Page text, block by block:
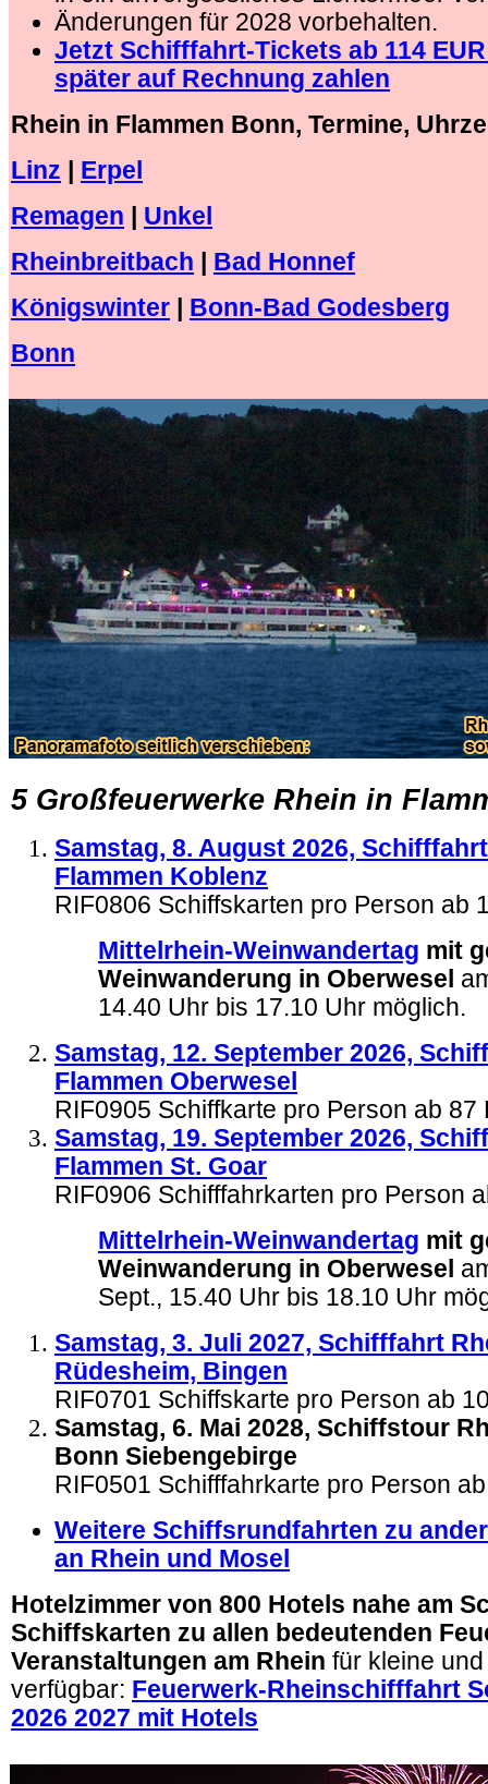
Änderungen für 2028 vorbehalten.
Jetzt Schifffahrt-Tickets ab 114
später auf Rechnung zahlen
Rhein in Flammen Bonn, Termine,
Linz
Erpel
Remagen
Unkel
Rheinbreitbach
Bad Honnef
Königswinter
Bonn-Bad Godesberg
Bonn
5 Großfeuerwerke Rhein in
Samstag, 8. August 2026,
Flammen Koblenz
RIF0806 Schiffskarten pro Person ab
Mittelrhein-Weinwandertag mit
Weinwanderung in Oberwesel
14.40 Uhr bis 17.10 Uhr möglich.
Samstag, 12. September 2026,
Flammen Oberwesel
RIF0905 Schiffkarte pro Person ab 87
Samstag, 19. September 2026,
Flammen St. Goar
RIF0906 Schifffahrkarten pro Person
Mittelrhein-Weinwandertag mit
Weinwanderung in Oberwesel
Sept., 15.40 Uhr bis 18.10 Uhr
Samstag, 3. Juli 2027, Schifffahrt
Rüdesheim, Bingen
RIF0701 Schiffskarte pro Person ab
Samstag, 6. Mai 2028, Schiffstour
Bonn Siebengebirge
RIF0501 Schifffahrkarte pro Person
Weitere Schiffsrundfahrten zu
an Rhein und Mosel
Hotelzimmer von 800 Hotels nahe am
Schiffskarten zu allen bedeutenden
Veranstaltungen am Rhein für kleine
verfügbar: Feuerwerk-Rheinschifffahrt
2026 2027 mit Hotels